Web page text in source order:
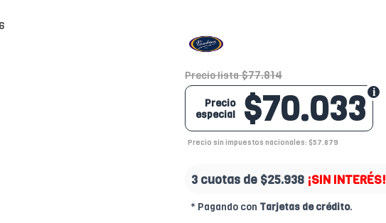
Precio lista $77.814
$70.033
Precio
especial
Precio sin impuestos nacionales: $57.879
3 cuotas de $25.938 ¡SIN INTERÉS!
* Pagando con Tarjetas de crédito.